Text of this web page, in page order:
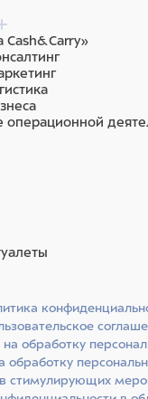
Cash&Carry»
операционной
обработку
обработку
в стимулирующих